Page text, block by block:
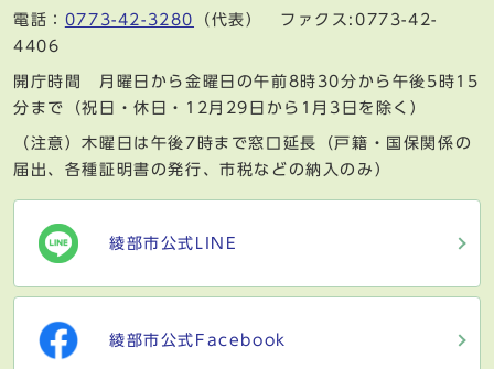
電話： 0773-42-3280
（代表） ファクス:0773-42-
4406
開庁時間 月曜日から金曜日の午前8時30分から午後5時15
分まで（祝日・休日・12月29日から1月3日を除く）
（注意）木曜日は午後7時まで窓口延長（戸籍・国保関係の
届出、各種証明書の発行、市税などの納入のみ）
綾部市公式LINE
綾部市公式Facebook